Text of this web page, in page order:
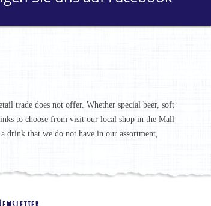
trade does not offer. Whether special beer, soft
to choose from visit our local shop in the Mall
that we do not have in our assortment,